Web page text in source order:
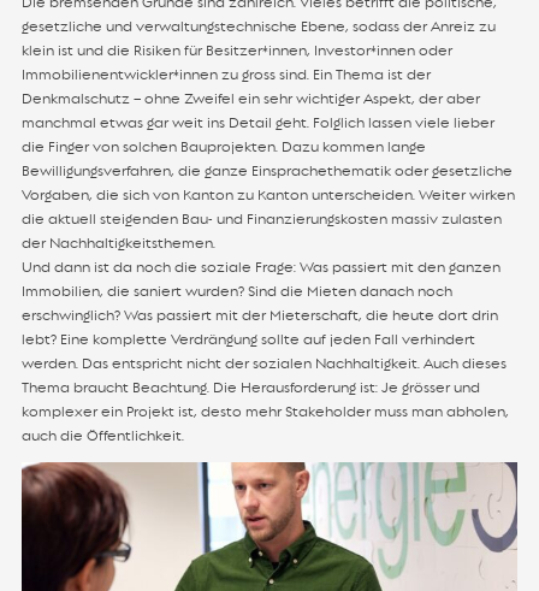
gesetzliche und verwaltungstechnische Ebene, sodass der Anreiz zu
klein ist und die Risiken für Besitzer*innen, Investor*innen oder
Immobilienentwickler*innen zu gross sind. Ein Thema ist der
Denkmalschutz – ohne Zweifel ein sehr wichtiger Aspekt, der aber
manchmal etwas gar weit ins Detail geht. Folglich lassen viele lieber
die Finger von solchen Bauprojekten. Dazu kommen lange
Bewilligungsverfahren, die ganze Einsprachethematik oder gesetzliche
Vorgaben, die sich von Kanton zu Kanton unterscheiden. Weiter wirken
die aktuell steigenden Bau- und Finanzierungskosten massiv zulasten
der Nachhaltigkeitsthemen.
Und dann ist da noch die soziale Frage: Was passiert mit den ganzen
Immobilien, die saniert wurden? Sind die Mieten danach noch
erschwinglich? Was passiert mit der Mieterschaft, die heute dort drin
lebt? Eine komplette Verdrängung sollte auf jeden Fall verhindert
werden. Das entspricht nicht der sozialen Nachhaltigkeit. Auch dieses
Thema braucht Beachtung. Die Herausforderung ist: Je grösser und
komplexer ein Projekt ist, desto mehr Stakeholder muss man abholen,
auch die Öffentlichkeit.